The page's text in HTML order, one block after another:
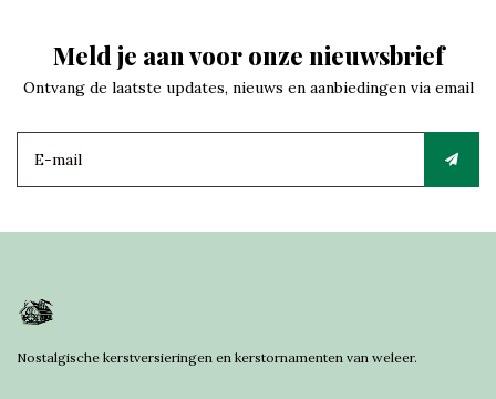
Meld je aan voor onze nieuwsbrief
Ontvang de laatste updates, nieuws en aanbiedingen via email
Nostalgische kerstversieringen en kerstornamenten van weleer.